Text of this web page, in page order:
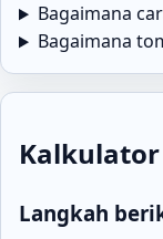
Bagaimana
Bagaimana
Langkah